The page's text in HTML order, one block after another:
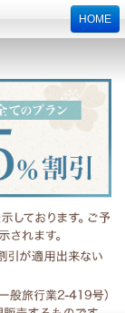
HOME